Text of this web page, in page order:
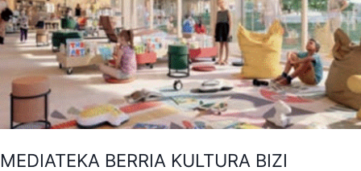
MEDIATEKA BERRIA KULTURA BIZI